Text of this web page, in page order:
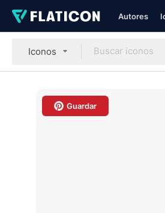
Autores
Iconos
Guardar